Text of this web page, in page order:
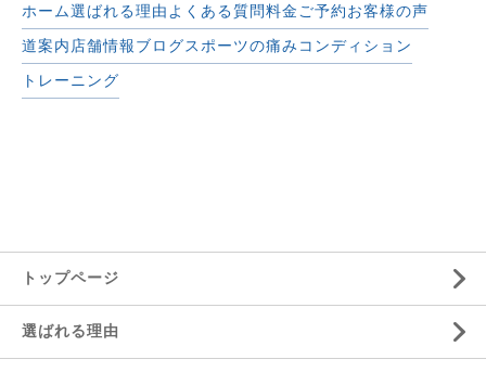
ホーム選ばれる理由 よくある質問料金 ご予約お客様の声
道案内 店舗情報ブログスポーツの痛み コンディション
トレーニング
トップページ
選ばれる理由